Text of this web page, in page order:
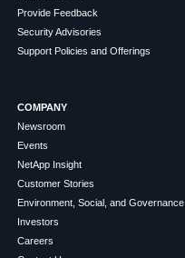
Provide Feedback
Security Advisories
Support Policies and Offerings
COMPANY
Newsroom
Events
NetApp Insight
Customer Stories
Environment, Social, and Governance
Investors
Careers